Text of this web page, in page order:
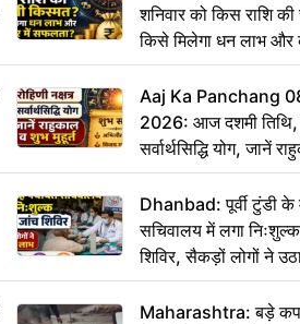
शनिवार को किस राशि
किसे मिलेगा धन लाभ
Aaj Ka Panchang
2026: आज दशमी तिथि,
सर्वार्थसिद्धि योग, जानें
Dhanbad: पूर्वी टुंडी के
सचिवालय में लगा
शिविर, सैकड़ों लोगों ने
Maharashtra: बड़े